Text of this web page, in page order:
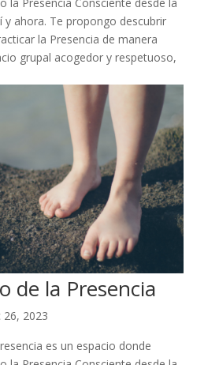
y ahora. Te propongo descubrir
la Presencia de manera
grupal acogedor y respetuoso,
de la Presencia
26, 2023
es un espacio donde